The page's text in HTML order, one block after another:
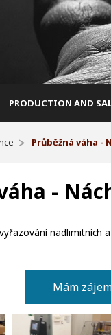
PRODUCTION AND
Průběžná váha -
-
nadlimitních
Mám